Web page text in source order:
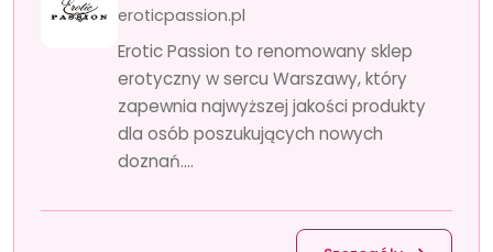
eroticpassion.pl
Erotic Passion to renomowany sklep
erotyczny w sercu Warszawy, który
zapewnia najwyższej jakości produkty
dla osób poszukujących nowych
doznań....